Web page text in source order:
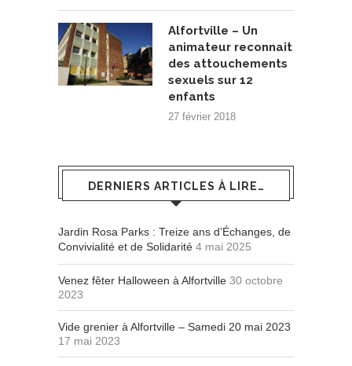
Alfortville – Un
animateur reconnait
des attouchements
sexuels sur 12
enfants
27 février 2018
DERNIERS ARTICLES À LIRE…
Jardin Rosa Parks : Treize ans d’Échanges, de
Convivialité et de Solidarité 4 mai 2025
Venez fêter Halloween à Alfortville 30 octobre
2023
Vide grenier à Alfortville – Samedi 20 mai 2023
17 mai 2023